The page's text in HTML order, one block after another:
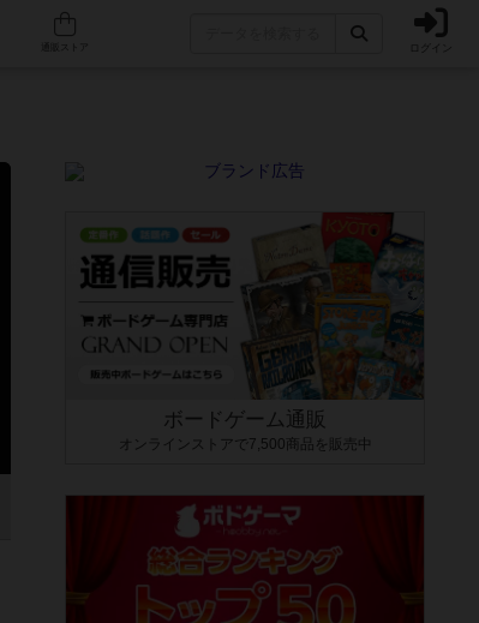
人気ボードゲーム ログイン
ボードゲーム通販
オンラインストアで7,500商品を販売中